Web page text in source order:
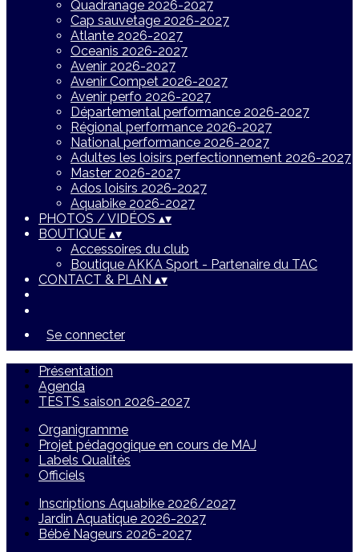
Quadranage 2026-2027
Cap sauvetage 2026-2027
Atlante 2026-2027
Oceanis 2026-2027
Avenir 2026-2027
Avenir Compet 2026-2027
Avenir perfo 2026-2027
Départemental performance 2026-2027
Régional performance 2026-2027
National performance 2026-2027
Adultes les loisirs perfectionnement 2026-2027
Master 2026-2027
Ados loisirs 2026-2027
Aquabike 2026-2027
PHOTOS / VIDÉOS ▴▾
BOUTIQUE ▴▾
Accessoires du club
Boutique AKKA Sport - Partenaire du TAC
CONTACT & PLAN ▴▾
Se connecter
Présentation
Agenda
TESTS saison 2026-2027
Organigramme
Projet pédagogique en cours de MAJ
Labels Qualités
Officiels
Inscriptions Aquabike 2026/2027
Jardin Aquatique 2026-2027
Bébé Nageurs 2026-2027